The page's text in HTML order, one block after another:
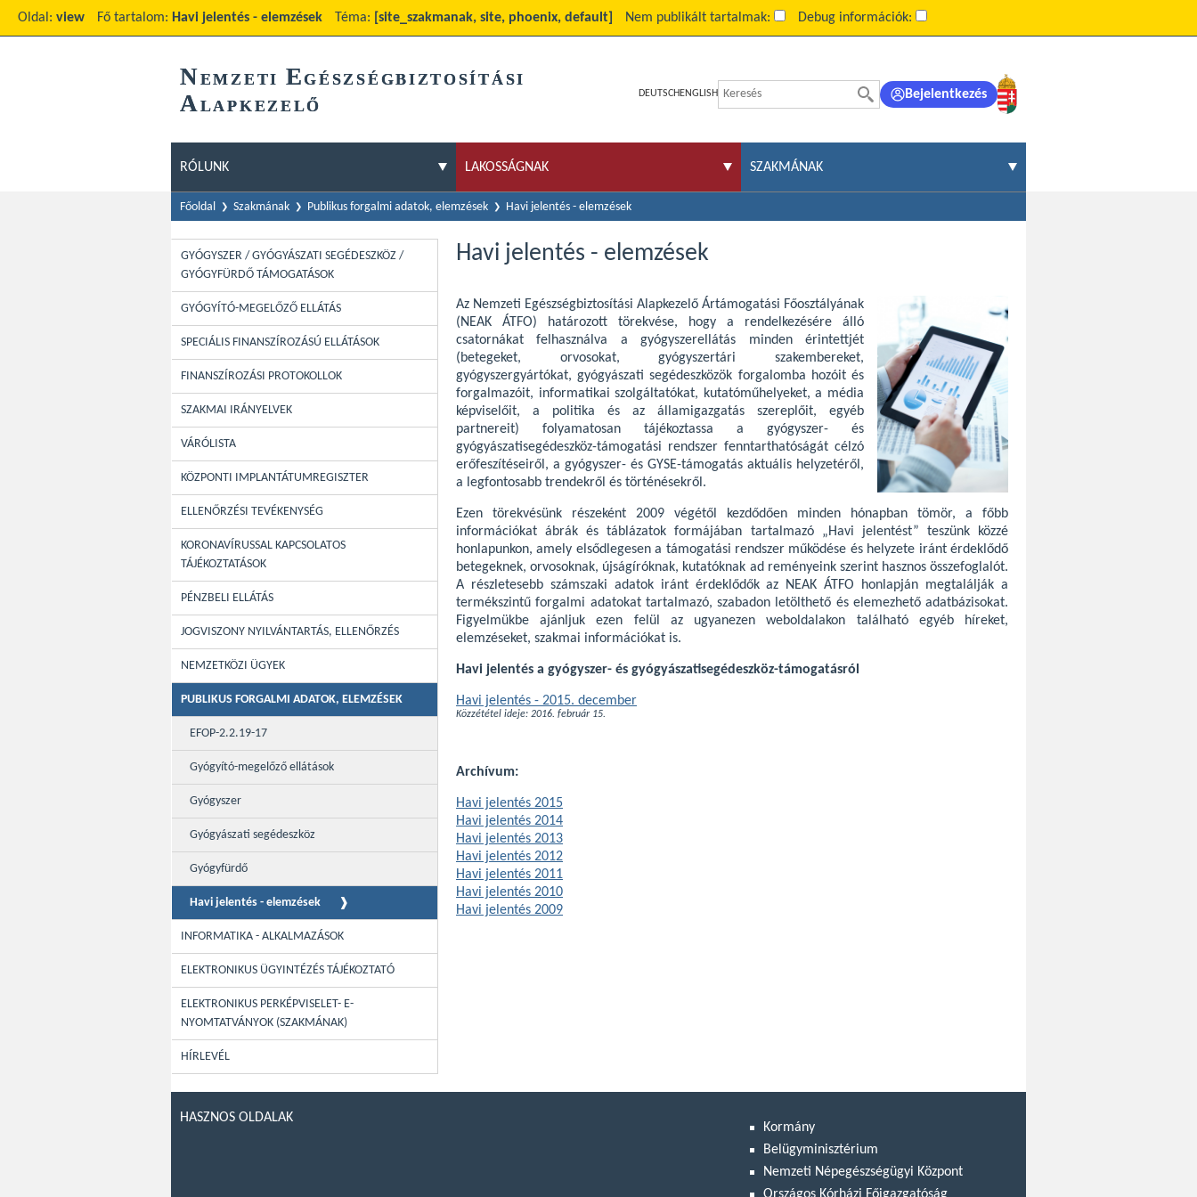
Oldal: view Fő tartalom: Havi jelentés - elemzések Téma: [site_szakmanak, site, phoenix, default] Nem publikált tartalmak: Debug információk:
NEMZETI EGÉSZSÉGBIZTOSÍTÁSI
ALAPKEZELŐ
DEUTSCH ENGLISH Bejelentkezés
RÓLUNK LAKOSSÁGNAK SZAKMÁNAK
Főoldal Szakmának Publikus forgalmi adatok, elemzések Havi jelentés - elemzések
GYÓGYSZER / GYÓGYÁSZATI SEGÉDESZKÖZ /
GYÓGYFÜRDŐ TÁMOGATÁSOK
GYÓGYÍTÓ-MEGELŐZŐ ELLÁTÁS
SPECIÁLIS FINANSZÍROZÁSÚ ELLÁTÁSOK
FINANSZÍROZÁSI PROTOKOLLOK
SZAKMAI IRÁNYELVEK
VÁRÓLISTA
KÖZPONTI IMPLANTÁTUMREGISZTER
ELLENŐRZÉSI TEVÉKENYSÉG
KORONAVÍRUSSAL KAPCSOLATOS
TÁJÉKOZTATÁSOK
PÉNZBELI ELLÁTÁS
JOGVISZONY NYILVÁNTARTÁS, ELLENŐRZÉS
NEMZETKÖZI ÜGYEK
PUBLIKUS FORGALMI ADATOK, ELEMZÉSEK
EFOP-2.2.19-17
Gyógyító-megelőző ellátások
Gyógyszer
Gyógyászati segédeszköz
Gyógyfürdő
Havi jelentés - elemzések
INFORMATIKA - ALKALMAZÁSOK
ELEKTRONIKUS ÜGYINTÉZÉS TÁJÉKOZTATÓ
ELEKTRONIKUS PERKÉPVISELET- E-
NYOMTATVÁNYOK (SZAKMÁNAK)
HÍRLEVÉL
Havi jelentés - elemzések
Az Nemzeti Egészségbiztosítási Alapkezelő Ártámogatási Főosztályának
(NEAK ÁTFO) határozott törekvése, hogy a rendelkezésére álló
csatornákat felhasználva a gyógyszerellátás minden érintettjét
(betegeket, orvosokat, gyógyszertári szakembereket,
gyógyszergyártókat, gyógyászati segédeszközök forgalomba hozóit és
forgalmazóit, informatikai szolgáltatókat, kutatóműhelyeket, a média
képviselőit, a politika és az államigazgatás szereplőit, egyéb
partnereit) folyamatosan tájékoztassa a gyógyszer- és
gyógyászatisegédeszköz-támogatási rendszer fenntarthatóságát célzó
erőfeszítéseiről, a gyógyszer- és GYSE-támogatás aktuális helyzetéről,
a legfontosabb trendekről és történésekről.
Ezen törekvésünk részeként 2009 végétől kezdődően minden hónapban tömör, a főbb
információkat ábrák és táblázatok formájában tartalmazó „Havi jelentést” teszünk közzé
honlapunkon, amely elsődlegesen a támogatási rendszer működése és helyzete iránt érdeklődő
betegeknek, orvosoknak, újságíróknak, kutatóknak ad reményeink szerint hasznos összefoglalót.
A részletesebb számszaki adatok iránt érdeklődők az NEAK ÁTFO honlapján megtalálják a
termékszintű forgalmi adatokat tartalmazó, szabadon letölthető és elemezhető adatbázisokat.
Figyelmükbe ajánljuk ezen felül az ugyanezen weboldalakon található egyéb híreket,
elemzéseket, szakmai információkat is.
Havi jelentés a gyógyszer- és gyógyászatisegédeszköz-támogatásról
Havi jelentés - 2015. december
Közzététel ideje: 2016. február 15.
Archívum:
Havi jelentés 2015
Havi jelentés 2014
Havi jelentés 2013
Havi jelentés 2012
Havi jelentés 2011
Havi jelentés 2010
Havi jelentés 2009
HASZNOS OLDALAK
Kormány
Belügyminisztérium
Nemzeti Népegészségügyi Központ